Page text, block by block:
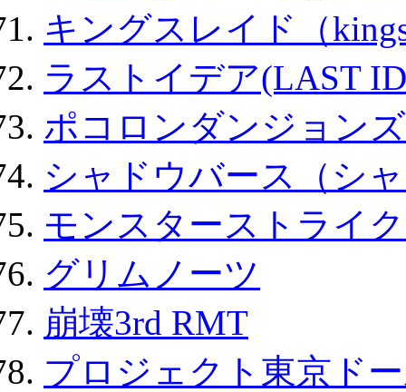
キングスレイド（
ラストイデア(LAST
ポコロンダンジョン
シャドウバース（シ
モンスターストライ
グリムノーツ
崩壊3rd RMT
プロジェクト東京ド